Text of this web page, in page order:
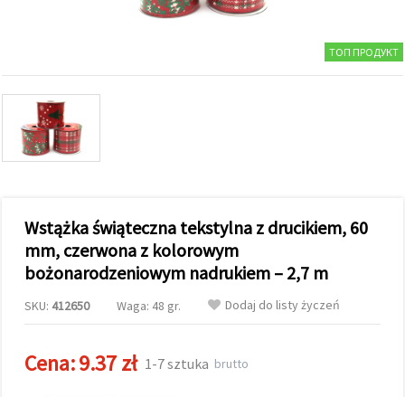
ruch i
wyświetlać
bardziej
trafne treści
oraz
naszych
analitycznych
marketingowych.
Możesz
wszystkich
ТОП ПРОДУКТ
Wstążka świąteczna tekstylna z drucikiem, 60
mm, czerwona z kolorowym
bożonarodzeniowym nadrukiem – 2,7 m
SKU: 412650 Waga: 48 gr. Dodaj do listy życzeń
Cena:9.37 zł 1-7 sztuka brutto